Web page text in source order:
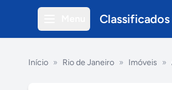
Classificados
Início » Rio de Janeiro » Imóveis »